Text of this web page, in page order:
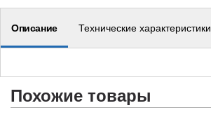
Описание Технические характеристики
Похожие товары